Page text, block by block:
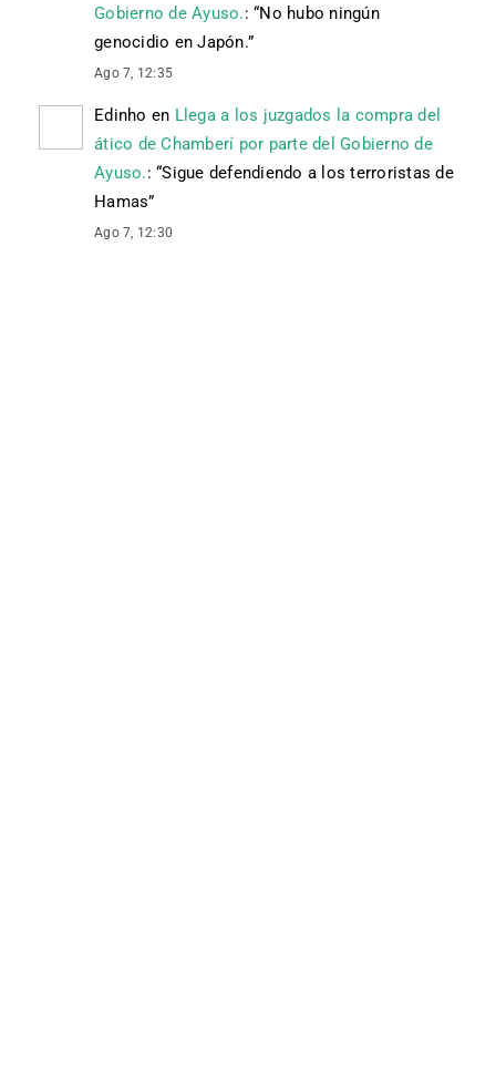
Gobierno de Ayuso.: “No hubo ningún
genocidio en Japón.”
Ago 7, 12:35
Edinho en Llega a los juzgados la compra del
ático de Chamberí por parte del Gobierno de
Ayuso.: “Sigue defendiendo a los terroristas de
Hamas”
Ago 7, 12:30